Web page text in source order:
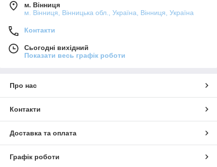
м. Вінниця
м. Вінниця, Вінницька обл., Україна, Вінниця, Україна
Контакти
Сьогодні вихідний
Показати весь графік роботи
Про нас
Контакти
Доставка та оплата
Графік роботи